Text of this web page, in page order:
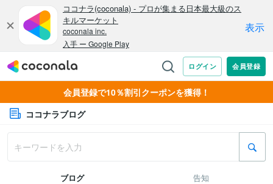
会員登録で10％割引クーポンを獲得！
ココナラブログ
ブログ 告知